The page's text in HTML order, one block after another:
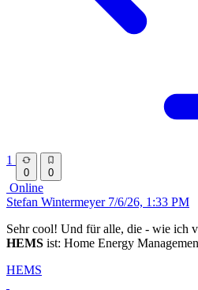
1
0 0
Online
Stefan Wintermeyer 7/6/26, 1:33 PM
Sehr cool! Und für alle, die - wie ich
HEMS ist: Home Energy
HEMS